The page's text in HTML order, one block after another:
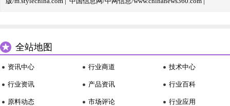
全站地图
资讯中心
行业资讯
原料动态
行业商道
产品资讯
市场评论
技术中心
行业百科
行业应用